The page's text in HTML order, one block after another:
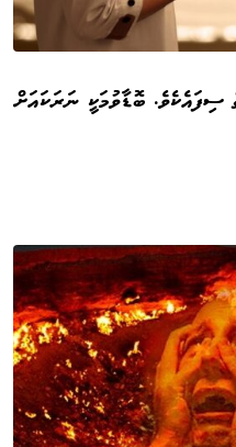
ސިފައެކެވެ. ބޮޑާވުމަކީ ނަރަކައަށް